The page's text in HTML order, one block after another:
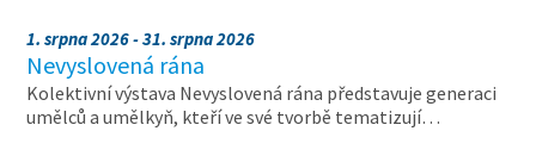
1. srpna 2026 - 31. srpna 2026
Nevyslovená rána
Kolektivní výstava Nevyslovená rána představuje generaci
umělců a umělkyň, kteří ve své tvorbě tematizují…